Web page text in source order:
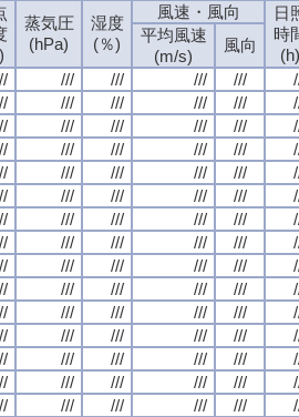
蒸気圧
(hPa)
湿度
(％)
風速・風向
日
時
(h)
平均風速
(m/s)
風向
/// /// /// ///
/// /// /// ///
/// /// /// ///
/// /// /// ///
/// /// /// ///
/// /// /// ///
/// /// /// ///
/// /// /// ///
/// /// /// ///
/// /// /// ///
/// /// /// ///
/// /// /// ///
/// /// /// ///
/// /// /// ///
/// /// /// ///
蒸気圧
(hPa)
湿度
(％)
風速・風向
日
時
(h)
平均風速
(m/s)
風向
/// /// /// ///
/// /// /// ///
/// /// /// ///
/// /// /// ///
/// /// /// ///
/// /// /// ///
/// /// /// ///
/// /// /// ///
/// /// /// ///
/// /// /// ///
/// /// /// ///
/// /// /// ///
/// /// /// ///
/// /// /// ///
/// /// /// ///
蒸気圧
(hPa)
湿度
(％)
風速・風向
日
時
(h)
平均風速
(m/s)
風向
/// /// /// ///
/// /// /// ///
/// /// /// ///
/// /// /// ///
/// /// /// ///
/// /// /// ///
/// /// /// ///
/// /// /// ///
/// /// /// ///
/// /// /// ///
/// /// /// ///
/// /// /// ///
/// /// /// ///
/// /// /// ///
/// /// /// ///
蒸気圧
(hPa)
湿度
(％)
風速・風向
日
時
(h)
平均風速
(m/s)
風向
/// /// /// ///
/// /// /// ///
/// /// /// ///
/// /// /// ///
/// /// /// ///
/// /// /// ///
/// /// /// ///
/// /// /// ///
/// /// /// ///
/// /// /// ///
/// /// /// ///
/// /// /// ///
/// /// /// ///
/// /// /// ///
/// /// /// ///